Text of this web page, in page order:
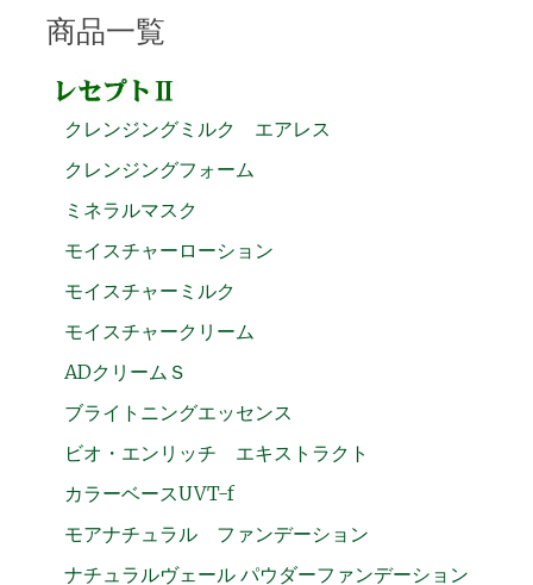
商品一覧
クレンジングミルク エアレス
クレンジングフォーム
ミネラルマスク
モイスチャーローション
モイスチャーミルク
モイスチャークリーム
ADクリームＳ
ブライトニングエッセンス
ビオ・エンリッチ エキストラクト
カラーベースUVT-f
モアナチュラル ファンデーション
ナチュラルヴェール パウダーファンデーション